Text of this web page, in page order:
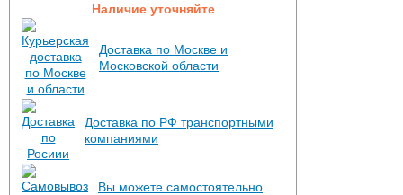
Наличие уточняйте
Доставка по Москве и
Московской области
Доставка по РФ транспортными
компаниями
Вы можете самостоятельно